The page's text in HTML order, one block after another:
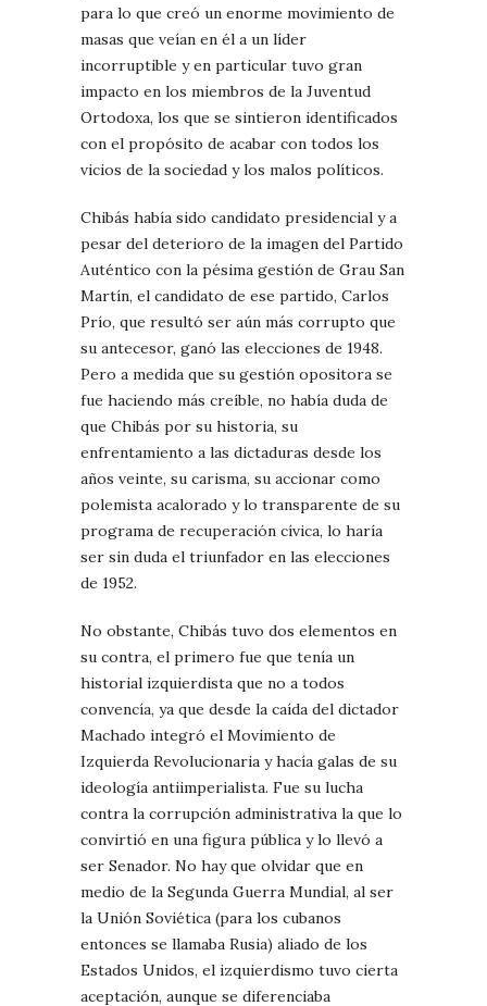
para lo que creó un enorme movimiento de
masas que veían en él a un líder
incorruptible y en particular tuvo gran
impacto en los miembros de la Juventud
Ortodoxa, los que se sintieron identificados
con el propósito de acabar con todos los
vicios de la sociedad y los malos políticos.
Chibás había sido candidato presidencial y a
pesar del deterioro de la imagen del Partido
Auténtico con la pésima gestión de Grau San
Martín, el candidato de ese partido, Carlos
Prío, que resultó ser aún más corrupto que
su antecesor, ganó las elecciones de 1948.
Pero a medida que su gestión opositora se
fue haciendo más creíble, no había duda de
que Chibás por su historia, su
enfrentamiento a las dictaduras desde los
años veinte, su carisma, su accionar como
polemista acalorado y lo transparente de su
programa de recuperación cívica, lo haría
ser sin duda el triunfador en las elecciones
de 1952.
No obstante, Chibás tuvo dos elementos en
su contra, el primero fue que tenía un
historial izquierdista que no a todos
convencía, ya que desde la caída del dictador
Machado integró el Movimiento de
Izquierda Revolucionaria y hacía galas de su
ideología antiimperialista. Fue su lucha
contra la corrupción administrativa la que lo
convirtió en una figura pública y lo llevó a
ser Senador. No hay que olvidar que en
medio de la Segunda Guerra Mundial, al ser
la Unión Soviética (para los cubanos
entonces se llamaba Rusia) aliado de los
Estados Unidos, el izquierdismo tuvo cierta
aceptación, aunque se diferenciaba